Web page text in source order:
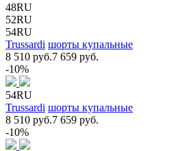
48RU
52RU
54RU
Trussardi шорты купальные
8 510 руб.7 659 руб.
-10%
54RU
Trussardi шорты купальные
8 510 руб.7 659 руб.
-10%